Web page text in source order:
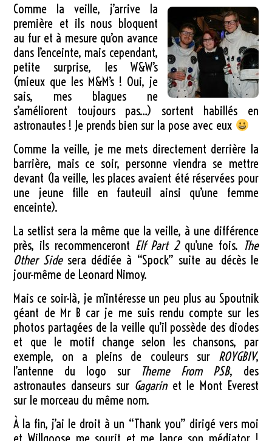
Comme la veille, j’arrive la
première et ils nous bloquent
au fur et à mesure qu’on avance
dans l’enceinte, mais cependant,
petite surprise, les W&W’s
(mieux que les M&M’s ! Oui, je
sais, mes blagues ne
s’améliorent toujours pas…) sortent habillés en
astronautes ! Je prends bien sur la pose avec eux
Comme la veille, je me mets directement derrière la
barrière, mais ce soir, personne viendra se mettre
devant (la veille, les places avaient été réservées pour
une jeune fille en fauteuil ainsi qu’une femme
enceinte).
La setlist sera la même que la veille, à une différence
près, ils recommenceront Elf Part 2qu’une fois. The
Other Sidesera dédiée à “Spock” suite au décès le
jour-même de Leonard Nimoy.
Mais ce soir-là, je m’intéresse un peu plus au Spoutnik
géant de Mr B car je me suis rendu compte sur les
photos partagées de la veille qu’il possède des diodes
et que le motif change selon les chansons, par
exemple, on a pleins de couleurs sur ROYGBIV,
l’antenne du logo sur
Theme From PSB, des
astronautes danseurs sur Gagarinet le Mont Everest
sur le morceau du même nom.
À la fin, j’ai le droit à un “Thank you” dirigé vers moi